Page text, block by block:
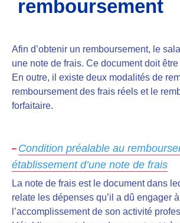
remboursement
Afin d’obtenir un remboursement, le
une note de frais. Ce document doit
En outre, il existe deux modalités de
remboursement des frais réels et le
forfaitaire.
Condition préalable au
établissement d’une note de frais
La note de frais est le document dans
relate les dépenses qu’il a dû engager
l’accomplissement de son activité